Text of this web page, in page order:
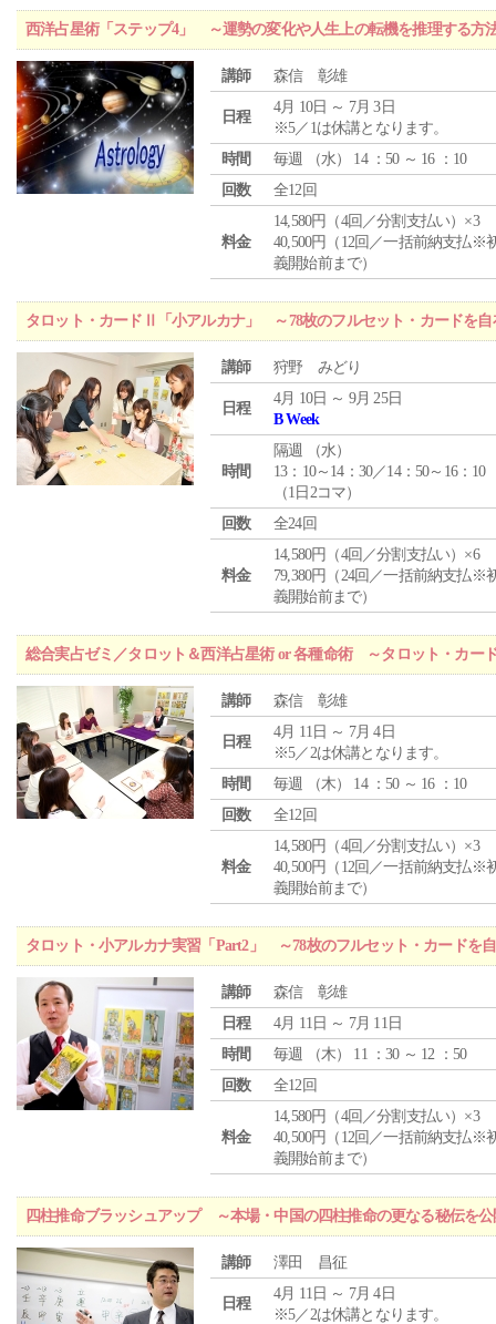
西洋占星術「ステップ4」 ～運勢の変化や人生上の転機を推理する方
講師 森信 彰雄
日程
4月 10日 ～ 7月 3日
※5／1は休講となります。
時間
毎週 （水） 14 ：50 ～ 16 ：10
回数
全12回
料金
14,580円（4回／分割支払い）×3
40,500円（12回／一括前納支払※
義開始前まで）
タロット・カードⅡ「小アルカナ」 ～78枚のフルセット・カードを自
講師 狩野 みどり
日程
4月 10日 ～ 9月 25日
B Week
時間
隔週 （水）
13：10～14：30／14：50～16：10
（1日2コマ）
回数
全24回
料金
14,580円（4回／分割支払い）×6
79,380円（24回／一括前納支払※
義開始前まで）
総合実占ゼミ／タロット＆西洋占星術 or 各種命術 ～タロット・カー
講師 森信 彰雄
日程
4月 11日 ～ 7月 4日
※5／2は休講となります。
時間
毎週 （木） 14 ：50 ～ 16 ：10
回数
全12回
料金
14,580円（4回／分割支払い）×3
40,500円（12回／一括前納支払※
義開始前まで）
タロット・小アルカナ実習「Part2」 ～78枚のフルセット・カードを
講師
森信 彰雄
日程
4月 11日 ～ 7月 11日
時間
毎週 （木） 11 ：30 ～ 12 ：50
回数
全12回
料金
14,580円（4回／分割支払い）×3
40,500円（12回／一括前納支払※
義開始前まで）
四柱推命ブラッシュアップ ～本場・中国の四柱推命の更なる秘伝を
講師 澤田 昌征
日程
4月 11日 ～ 7月 4日
※5／2は休講となります。